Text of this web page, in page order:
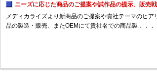
ニーズに応じた商品のご提案や試作品の提示、販売
メディカライズより新商品のご提案や貴社テーマのヒ
品の製造・販売、またOEMにて貴社名での商品製．．．